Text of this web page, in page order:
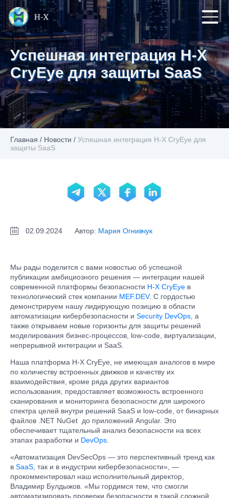
Успешная интеграция H-X
CryEye для защиты SaaS
Главная / Новости / Успешная интеграция H-X CryEye для
защиты SaaS
02.09.2024 Автор: Мария Огнивчук
Мы рады поделится с вами новостью об успешной
публикации амбициозного решения — интеграции нашей
современной платформы безопасности H-X CryEye в
технологический стек компании MEF.DEV. С гордостью
демонстрируем нашу лидирующую позицию в области
автоматизации кибербезопасности и Security DevOps , а
также открываем новые горизонты для защиты решений
моделирования бизнес-процессов, low-code, виртуализации,
непрерывной интеграции и SaaS.
Наша платформа H-X CryEye, не имеющая аналогов в мире
по количеству встроенных движков и качеству их
взаимодействия, кроме ряда других вариантов
использования, предоставляет возможность встроенного
сканирования и мониторинга безопасности для широкого
спектра целей внутри решений SaaS и low-code, от бинарных
файлов .NET NuGet до приложений Angular. Это
обеспечивает тщательный анализ безопасности на всех
этапах разработки и DevOps
«Автоматизация DevSecOps — это перспективный тренд как
в SaaS , так и в индустрии кибербезопасности», —
прокомментировал наш исполнительный директор,
Владимир Булдыжов. «Мы гордимся тем, что смогли
автоматизировать проверки безопасности в такой сложной